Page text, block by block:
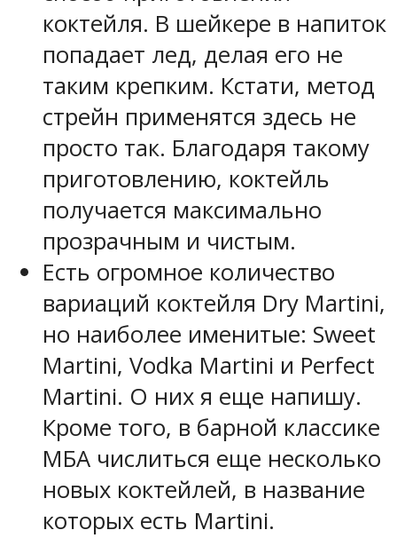
коктейля. В шейкере в напиток
попадает лед, делая его не
таким крепким. Кстати, метод
стрейн применятся здесь не
просто так. Благодаря такому
приготовлению, коктейль
получается максимально
прозрачным и чистым.
Есть огромное количество
вариаций коктейля Dry Martini,
но наиболее именитые: Sweet
Martini, Vodka Martini и Perfect
Martini. О них я еще напишу.
Кроме того, в барной классике
МБА числиться еще несколько
новых коктейлей, в название
которых есть Martini.